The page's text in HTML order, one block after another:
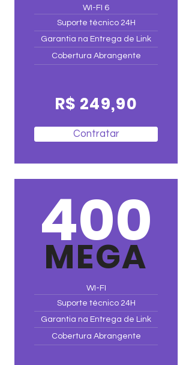
WI-FI 6
Suporte técnico 24H
Garantia na Entrega de Link
Cobertura Abrangente
R$ 249,90
Contratar
400
MEGA
WI-FI
Suporte técnico 24H
Garantia na Entrega de Link
Cobertura Abrangente